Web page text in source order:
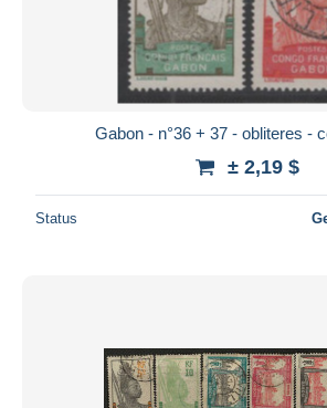
Gabon - n°36 + 37 - obliteres -
± 2,19 $
Status